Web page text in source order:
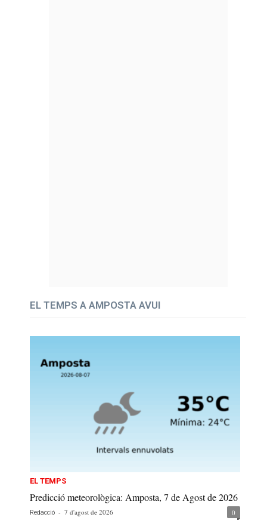
EL TEMPS A AMPOSTA AVUI
EL TEMPS
Predicció meteorològica: Amposta, 7 de Agost de 2026
Redacció - 7 d'agost de 2026 0